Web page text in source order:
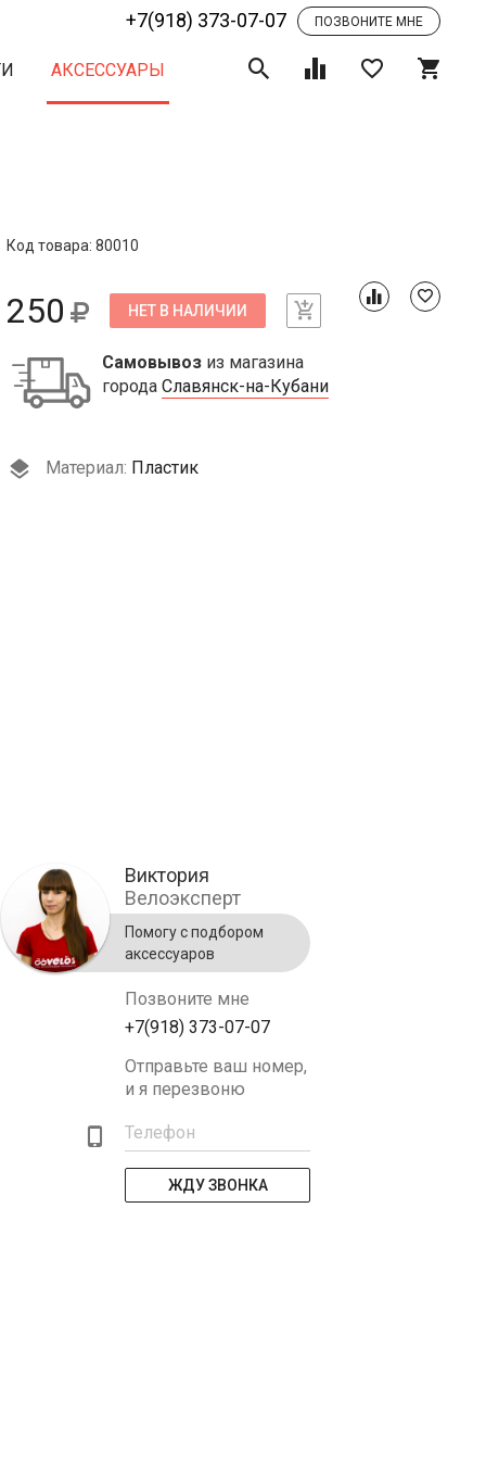
+7(918) 373-07-07 ПОЗВОНИТЕ МНЕ
АКСЕССУАРЫ
Код товара: 80010
250 НЕТ В НАЛИЧИИ
Самовывоз из магазина
города Славянск-на-Кубани
Материал: Пластик
Виктория
Велоэксперт
Помогу с подбором
аксессуаров
Позвоните мне
+7(918) 373-07-07
Отправьте ваш номер,
и я перезвоню
Телефон
ЖДУ ЗВОНКА